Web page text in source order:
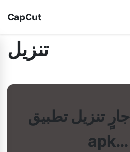
CapCut
تنزيل
جارٍ تنزيل تطبيق Capcut
apk…